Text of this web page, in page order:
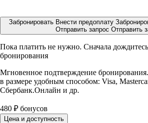
Забронировать Внести предоплату
Отправить запрос Отправить
Пока платить не нужно. Сначала
бронирования
Мгновенное подтверждение
в размере удобным способом: Visa,
Сбербанк.Онлайн и др.
480 ₽ бонусов
Цена и доступность